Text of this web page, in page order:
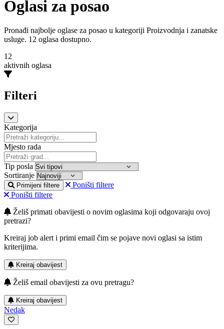
Oglasi za posao
Pronađi najbolje oglase za posao u kategoriji Proizvodnja i zanatske
usluge. 12 oglasa dostupno.
12
aktivnih oglasa
Filteri
Kategorija
Mjesto rada
Tip posla
Sortiranje
Primijeni filtere
Poništi filtere
Poništi filtere
Želiš primati obavijesti o novim oglasima koji odgovaraju ovoj
pretrazi?
Kreiraj job alert i primi email čim se pojave novi oglasi sa istim
kriterijima.
Kreiraj obavijest
Želiš email obavijesti za ovu pretragu?
Kreiraj obavijest
Nedak